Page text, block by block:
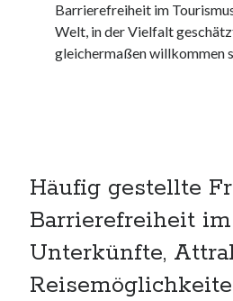
firmenumzug
grundschule
gymnasium
nach
nordsee
ostsee
ostsee urlaub
Barrierefreiheit im
Welt, in der Vielfalt
gleichermaßen willkommen
Häufig gestellte
Barrierefreiheit
Unterkünfte,